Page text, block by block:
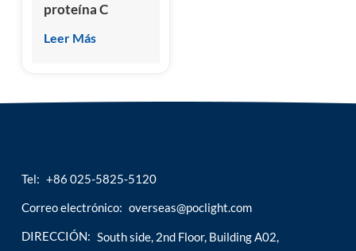
proteína C
(cCRP)
Leer Más
Tel: +86 025-5825-5120
Correo electrónico: overseas@poclight.com
DIRECCIÓN: South side, 2nd Floor, Building A02,